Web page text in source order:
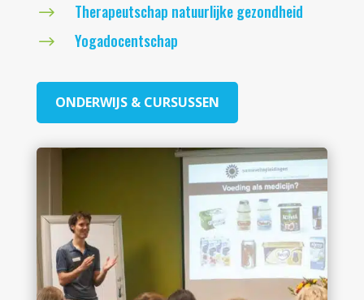
$ Therapeutschap natuurlijke gezondheid
$ Yogadocentschap
ONDERWIJS & CURSUSSEN